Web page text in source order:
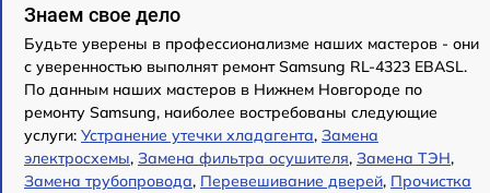
Знаем свое дело
Будьте уверены в профессионализме наших мастеров - они
с уверенностью выполнят ремонт Samsung RL-4323 EBASL.
По данным наших мастеров в Нижнем Новгороде по
ремонту Samsung, наиболее востребованы следующие
услуги: Устранение утечки хладагента, Замена
электросхемы, Замена фильтра осушителя, Замена ТЭН,
Замена трубопровода, Перевешивание дверей, Прочистка